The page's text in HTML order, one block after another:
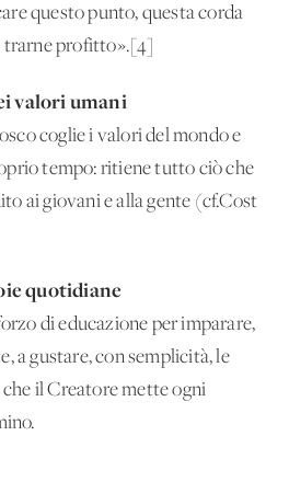
questo punto, questa corda
trarne profitto».[4]
valori umani
coglie i valori del mondo e
tempo: ritiene tutto ciò che
ai giovani e alla gente (cf.Cost
quotidiane
di educazione per imparare,
a gustare, con semplicità, le
il Creatore mette ogni